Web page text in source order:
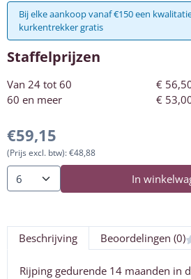
Bij elke aankoop vanaf €150 een
kurkentrekker gratis
Staffelprijzen
Van 24 tot 60 €
60 en meer
€
€59,15
(Prijs excl. btw):€48,88
Aantal In
Beschrijving Beoordelingen (0)
Rijping gedurende 14 maanden in